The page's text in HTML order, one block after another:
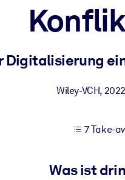
Business-Wissen.
zu optimieren.
Digitalisierung
Wiley-VCH, 2022
7 Take-
Was ist